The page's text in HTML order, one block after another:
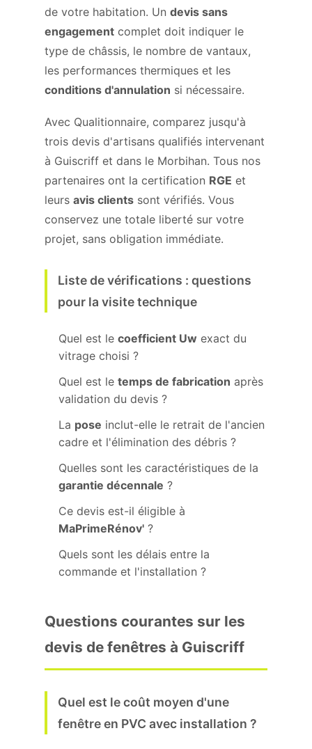
de votre habitation. Un devis sans
engagement complet doit indiquer le
type de châssis, le nombre de vantaux,
les performances thermiques et les
conditions d'annulation si nécessaire.
Avec Qualitionnaire, comparez jusqu'à
trois devis d'artisans qualifiés intervenant
à Guiscriff et dans le Morbihan. Tous nos
partenaires ont la certification RGE et
leurs avis clients sont vérifiés. Vous
conservez une totale liberté sur votre
projet, sans obligation immédiate.
Liste de vérifications : questions
pour la visite technique
Quel est le coefficient Uw exact du
vitrage choisi ?
Quel est le temps de fabrication après
validation du devis ?
La pose inclut-elle le retrait de l'ancien
cadre et l'élimination des débris ?
Quelles sont les caractéristiques de la
garantie décennale ?
Ce devis est-il éligible à
MaPrimeRénov' ?
Quels sont les délais entre la
commande et l'installation ?
Questions courantes sur les
devis de fenêtres à Guiscriff
Quel est le coût moyen d'une
fenêtre en PVC avec installation ?